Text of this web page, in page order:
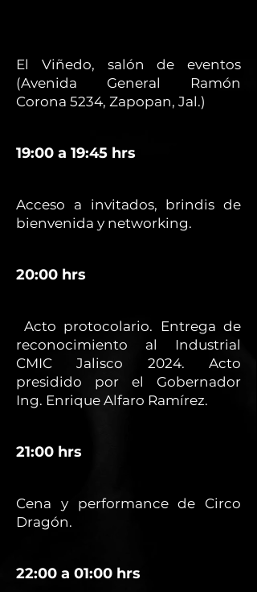
El Viñedo, salón de eventos
(Avenida General Ramón
Corona 5234, Zapopan, Jal.)
19:00 a 19:45 hrs
Acceso a invitados, brindis de
bienvenida y networking.
20:00 hrs
Acto protocolario. Entrega de
reconocimiento al Industrial
CMIC Jalisco 2024. Acto
presidido por el Gobernador
Ing. Enrique Alfaro Ramírez.
21:00 hrs
Cena y performance de Circo
Dragón.
22:00 a 01:00 hrs